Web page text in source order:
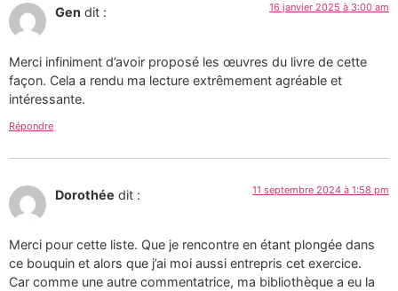
Gen dit : 16 janvier 2025 à 3:00 am
Merci infiniment d’avoir proposé les œuvres du livre de cette
façon. Cela a rendu ma lecture extrêmement agréable et
intéressante.
Répondre
Dorothée dit : 11 septembre 2024 à 1:58 pm
Merci pour cette liste. Que je rencontre en étant plongée dans
ce bouquin et alors que j’ai moi aussi entrepris cet exercice.
Car comme une autre commentatrice, ma bibliothèque a eu la